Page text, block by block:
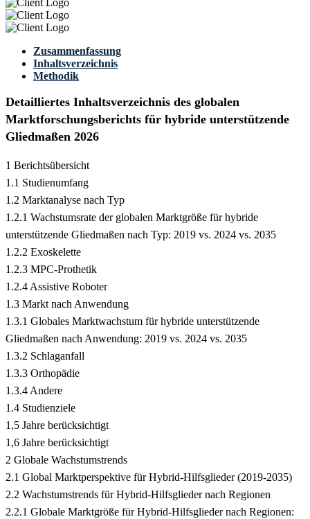
Zusammenfassung
Inhaltsverzeichnis
Methodik
Detailliertes Inhaltsverzeichnis des globalen
Marktforschungsberichts für hybride unterstützende
Gliedmaßen 2026
1 Berichtsübersicht
1.1 Studienumfang
1.2 Marktanalyse nach Typ
1.2.1 Wachstumsrate der globalen Marktgröße für hybride
unterstützende Gliedmaßen nach Typ: 2019 vs. 2024 vs. 2035
1.2.2 Exoskelette
1.2.3 MPC-Prothetik
1.2.4 Assistive Roboter
1.3 Markt nach Anwendung
1.3.1 Globales Marktwachstum für hybride unterstützende
Gliedmaßen nach Anwendung: 2019 vs. 2024 vs. 2035
1.3.2 Schlaganfall
1.3.3 Orthopädie
1.3.4 Andere
1.4 Studienziele
1,5 Jahre berücksichtigt
1,6 Jahre berücksichtigt
2 Globale Wachstumstrends
2.1 Global Marktperspektive für Hybrid-Hilfsglieder (2019-2035)
2.2 Wachstumstrends für Hybrid-Hilfsglieder nach Regionen
2.2.1 Globale Marktgröße für Hybrid-Hilfsglieder nach Regionen: